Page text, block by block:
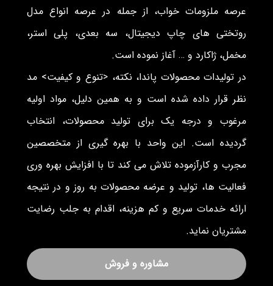
عرصه ملزومات خواب، از جمله در عرصه انواع مدل
روتختی های چاپ دیجیتال، سه بعدی، پلی استر،
مخمل، ژاکارد و … آغاز نموده است.
در تولیدات محصولات پاندا، نکته، <تنوع و کیفیت> مد
نظر قرار داده شده است و به همین دلیل، مواد اولیه
مرغوب و درجه یک برای تولید محصولات، انتخاب
گردیده است. این واحد با بهره گیری از متخصصین
مجرب و کارآزموده تلاش می کند تا با افزایش بهره وری
فعالیت ها، تولید و عرضه محصولات به روز و در نتیجه
ارائه خدمات سریع و کم هزینه، اقدام به جلب رضایت
مشتریان نماید.
مشاوره و فروش